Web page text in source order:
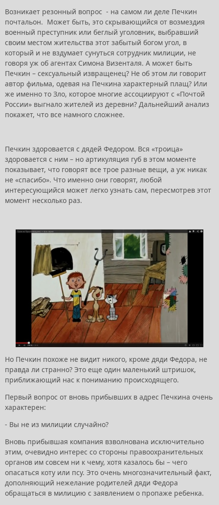
Возникает резонный вопрос - на самом ли деле Печкин
почтальон. Может быть, это скрывающийся от возмездия
военный преступник или беглый уголовник, выбравший
своим местом жительства этот забытый богом угол, в
который и не вздумает сунуться сотрудник милиции, не
говоря уж об агентах Симона Визенталя. А может быть
Печкин – сексуальный извращенец? Не об этом ли говорит
автор фильма, одевая на Печкина характерный плащ? Или
же именно то Зло, которое многие ассоциируют с «Почтой
России» выгнало жителей из деревни? Дальнейший анализ
покажет, что все намного сложнее.
Печкин здоровается с дядей Федором. Вся «троица»
здоровается с ним – но артикуляция губ в этом моменте
показывает, что говорят все трое разные вещи, а уж никак
не «спасибо». Что именно они говорят, любой
интересующийся может легко узнать сам, пересмотрев этот
момент несколько раз.
Но Печкин похоже не видит никого, кроме дяди Федора, не
правда ли странно? Это еще один маленький штришок,
приближающий нас к пониманию происходящего.
Первый вопрос от вновь прибывших в адрес Печкина очень
характерен:
- Вы не из милиции случайно?
Вновь прибывшая компания взволнована исключительно
этим, очевидно интерес со стороны правоохранительных
органов им совсем ни к чему, хотя казалось бы – чего
опасаться коту или псу. Это очень многозначительный факт,
дополняющий нежелание родителей дяди Федора
обращаться в милицию с заявлением о пропаже ребенка.